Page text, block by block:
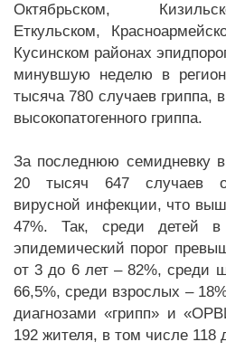
Октябрьском,
Еткульском,
Кусинском районах
минувшую неделю в
тысяча 780 случаев гриппа,
высокопатогенного гриппа.
За последнюю семидневку
20 тысяч 647 случаев
вирусной инфекции, что
47%. Так, среди детей
эпидемический порог
от 3 до 6 лет – 82%, среди
66,5%, среди взрослых –
диагнозами «грипп» и
192 жителя, в том числе 118